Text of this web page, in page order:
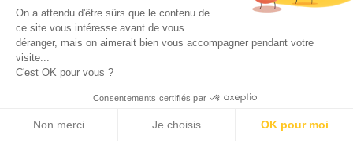
On a attendu d'être sûrs que le contenu de
ce site vous intéresse avant de vous
déranger, mais on aimerait bien vous accompagner pendant votre
visite...
C'est OK pour vous ?
Consentements certifiés par
Non merci Je choisis OK pour moi
Le vrai comparatif Loyoly vs
Smile.io vs Rivo pour choisir
sans se tromper
Smile.io, Rivo ou Loyoly ? Comparez